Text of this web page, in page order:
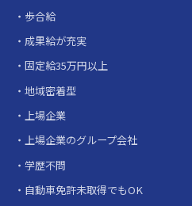
歩合給
成果給が充実
固定給35万円以上
地域密着型
上場企業
上場企業のグループ会社
学歴不問
自動車免許未取得でもOK